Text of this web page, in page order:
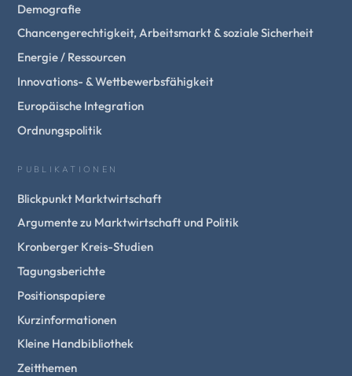
Demografie
Chancengerechtigkeit, Arbeitsmarkt & soziale Sicherheit
Energie / Ressourcen
Innovations- & Wettbewerbsfähigkeit
Europäische Integration
Ordnungspolitik
PUBLIKATIONEN
Blickpunkt Marktwirtschaft
Argumente zu Marktwirtschaft und Politik
Kronberger Kreis-Studien
Tagungsberichte
Positionspapiere
Kurzinformationen
Kleine Handbibliothek
Zeitthemen